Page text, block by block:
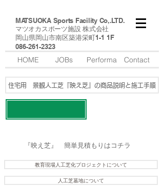
MATSUOKA Sports Facility Co,.LTD.
マツオカスポーツ施設 株式会社
​岡山県岡山市南区築港栄町1-1 1F
​086-261-2323
HOME JOBs Performa Contact
教育現場人工芝化プロジェクトについて
人工芝墓地について
住宅用 景観人工芝『映え芝』の商品説明と施工手順
​『映え芝』 簡単見積もりはコチラ